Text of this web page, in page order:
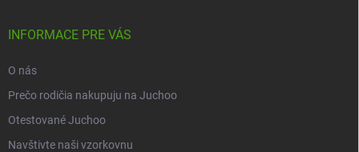
INFORMACE PRE VÁS
O nás
Prečo rodičia nakupuju na Juchoo
Otestované Juchoo
Navštivte naši vzorkovnu